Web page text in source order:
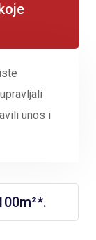
unos i